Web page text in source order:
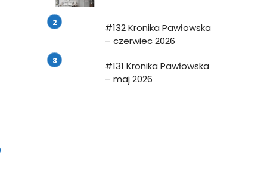
#132 Kronika Pawłowska
– czerwiec 2026
#131 Kronika Pawłowska
– maj 2026